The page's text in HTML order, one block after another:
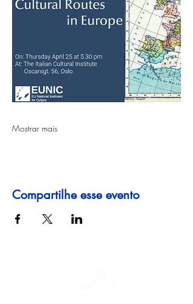
Mostrar mais
Compartilhe esse evento